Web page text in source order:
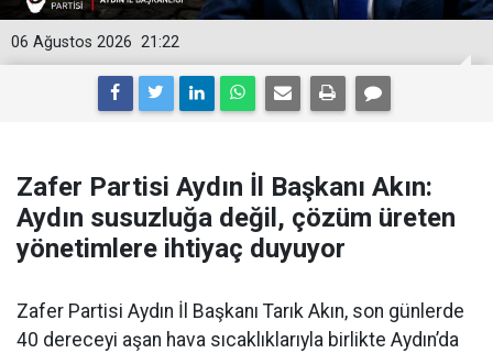
21:22
06 Ağustos 2026
Zafer Partisi Aydın İl Başkanı Akın:
Aydın susuzluğa değil, çözüm üreten
yönetimlere ihtiyaç duyuyor
Zafer Partisi Aydın İl Başkanı Tarık Akın, son günlerde
40 dereceyi aşan hava sıcaklıklarıyla birlikte Aydın’da